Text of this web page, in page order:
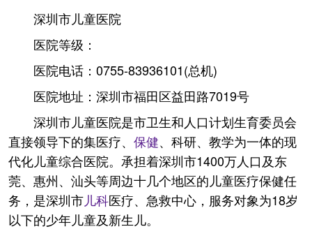
深圳市儿童医院
医院等级：
医院电话：0755-83936101(总机)
医院地址：深圳市福田区益田路7019号
深圳市儿童医院是市卫生和人口计划生育委员会
直接领导下的集医疗、 保健、科研、教学为一体的现
代化儿童综合医院。承担着深圳市1400万人口及东
莞、惠州、汕头等周边十几个地区的儿童医疗保健任
务，是深圳市儿科医疗、急救中心，服务对象为18岁
以下的少年儿童及新生儿。